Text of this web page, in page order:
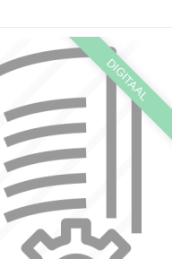
DIGITAAL